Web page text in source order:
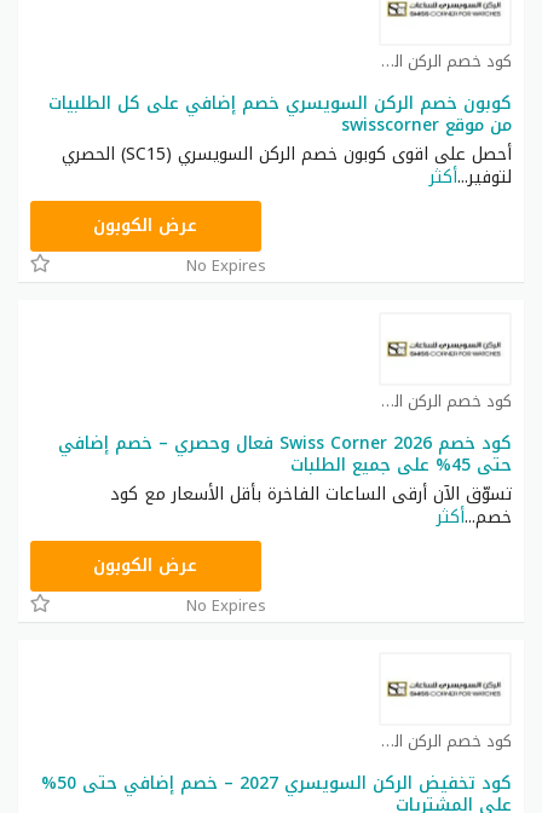
كود خصم الركن السويسري كوبون
كوبون خصم الركن السويسري خصم إضافي على كل الطلبيات
من موقع swisscorner
أحصل على اقوى كوبون خصم الركن السويسري (SC15) الحصري
لتوفير...أكثر
عرض الكوبون
No Expires
كود خصم الركن السويسري كوبون
كود خصم Swiss Corner 2026 فعال وحصري – خصم إضافي
حتى 45% على جميع الطلبات
تسوّق الآن أرقى الساعات الفاخرة بأقل الأسعار مع كود
خصم...أكثر
عرض الكوبون
No Expires
كود خصم الركن السويسري كوبون
كود تخفيض الركن السويسري 2027 – خصم إضافي حتى 50%
على المشتريات